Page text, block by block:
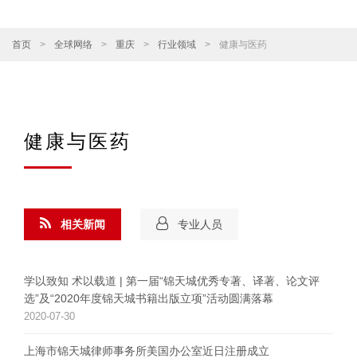
首页 > 全球网络 > 重庆 > 行业领域 > 健康与医药
健康与医药
相关新闻
学以致知 术以载道 | 第一届“锦天城优秀专著、译著、论文评
选”及“2020年度锦天城书籍出版立项”活动圆满落幕
2020-07-30
上海市锦天城律师事务所美国办公室近日注册成立
专业人员